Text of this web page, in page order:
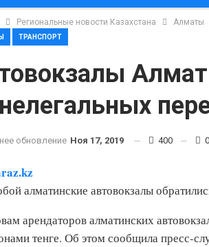
Региональные новости Казахстана Алматы
ТРАНСПОРТ
обновление Ноя 17, 2019 400 0
алматинские автовокзалы
арендаторов алматинских
тенге. Об этом сообщила пресс-